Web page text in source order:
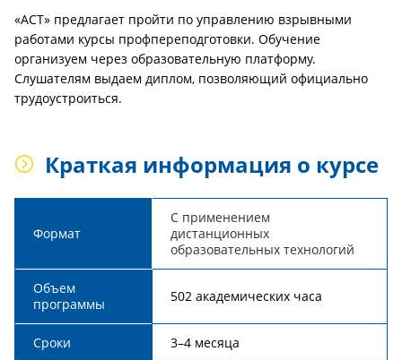
«АСТ» предлагает пройти по управлению взрывными
работами курсы профпереподготовки. Обучение
организуем через образовательную платформу.
Слушателям выдаем диплом, позволяющий официально
трудоустроиться.
Краткая информация о курсе
Формат
С применением
дистанционных
образовательных технологий
Объем
программы
502 академических часа
Сроки 3–4 месяца